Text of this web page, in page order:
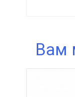
Вам